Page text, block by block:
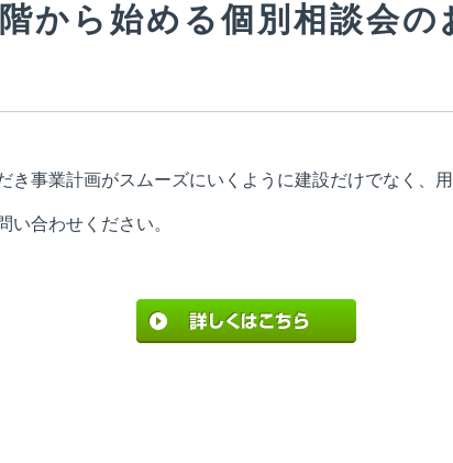
から始める個別相談会の
き事業計画がスムーズにいくように建設だけでなく、
い合わせください。